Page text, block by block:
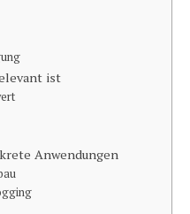
ist
Anwendungen